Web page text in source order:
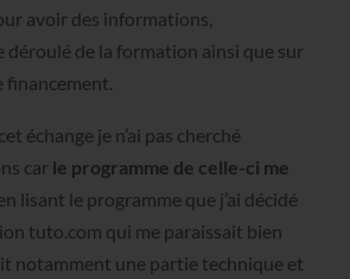
avoir des informations,
déroulé de la formation ainsi que sur
financement.
échange je n’ai pas cherché
car le programme de celle-ci me
en lisant le programme que j’ai décidé
tuto.com qui me paraissait bien
notamment une partie technique et